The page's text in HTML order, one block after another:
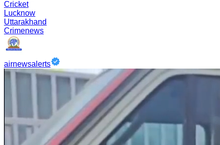
Cricket
Lucknow
Uttarakhand
Crimenews
airnewsalerts